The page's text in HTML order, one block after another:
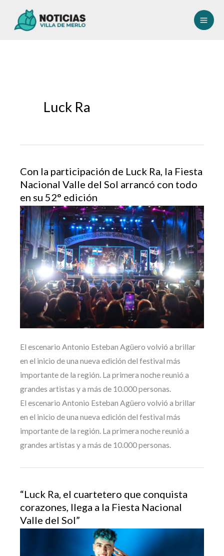
Luck Ra
Con la participación de Luck Ra, la Fiesta
Nacional Valle del Sol arrancó con todo
en su 52° edición
El escenario Antonio Esteban Agüero volvió a brillar
en el inicio de una nueva edición del festival más
importante de la región. La primera noche reunió a
grandes artistas y a más de 10.000 personas.
El escenario Antonio Esteban Agüero volvió a brillar
en el inicio de una nueva edición del festival más
importante de la región. La primera noche reunió a
grandes artistas y a más de 10.000 personas.
“Luck Ra, el cuartetero que conquista
corazones, llega a la Fiesta Nacional
Valle del Sol”